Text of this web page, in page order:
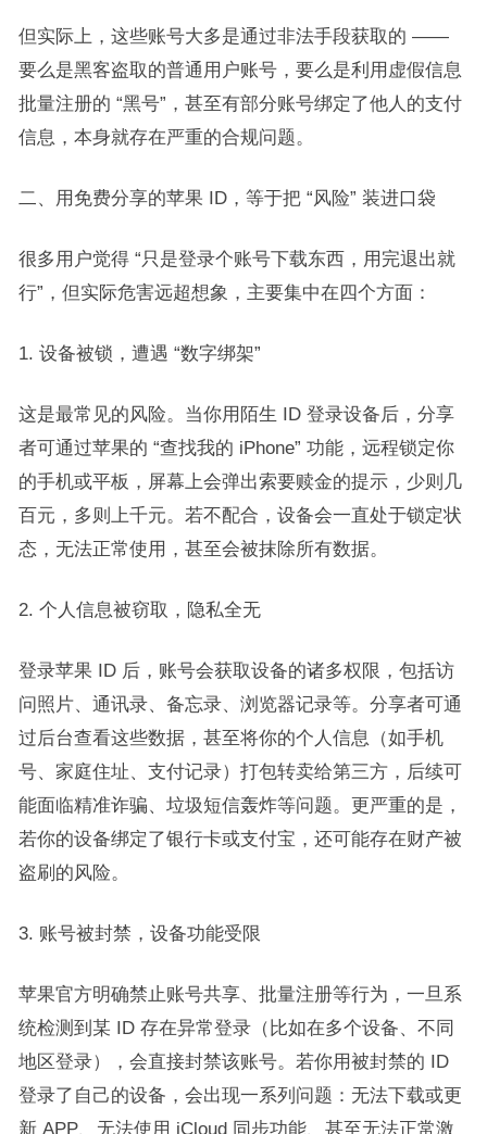
但实际上，这些账号大多是通过非法手段获取的 ——
要么是黑客盗取的普通用户账号，要么是利用虚假信息
批量注册的 “黑号”，甚至有部分账号绑定了他人的支付
信息，本身就存在严重的合规问题。​
二、用免费分享的苹果 ID，等于把 “风险” 装进口袋​
很多用户觉得 “只是登录个账号下载东西，用完退出就
行”，但实际危害远超想象，主要集中在四个方面：​
1. 设备被锁，遭遇 “数字绑架”​
这是最常见的风险。当你用陌生 ID 登录设备后，分享
者可通过苹果的 “查找我的 iPhone” 功能，远程锁定你
的手机或平板，屏幕上会弹出索要赎金的提示，少则几
百元，多则上千元。若不配合，设备会一直处于锁定状
态，无法正常使用，甚至会被抹除所有数据。​
2. 个人信息被窃取，隐私全无​
登录苹果 ID 后，账号会获取设备的诸多权限，包括访
问照片、通讯录、备忘录、浏览器记录等。分享者可通
过后台查看这些数据，甚至将你的个人信息（如手机
号、家庭住址、支付记录）打包转卖给第三方，后续可
能面临精准诈骗、垃圾短信轰炸等问题。更严重的是，
若你的设备绑定了银行卡或支付宝，还可能存在财产被
盗刷的风险。​
3. 账号被封禁，设备功能受限​
苹果官方明确禁止账号共享、批量注册等行为，一旦系
统检测到某 ID 存在异常登录（比如在多个设备、不同
地区登录），会直接封禁该账号。若你用被封禁的 ID
登录了自己的设备，会出现一系列问题：无法下载或更
新 APP、无法使用 iCloud 同步功能、甚至无法正常激